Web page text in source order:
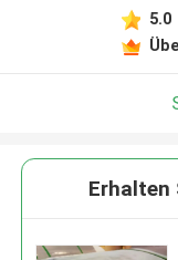
5.0
Erhalten